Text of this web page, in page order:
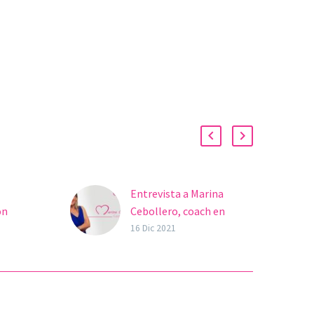
Entrevista a Marina
Cebollero, coach en
maternidad y fertilidad
16 Dic 2021